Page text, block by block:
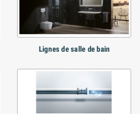
Lignes de salle de bain